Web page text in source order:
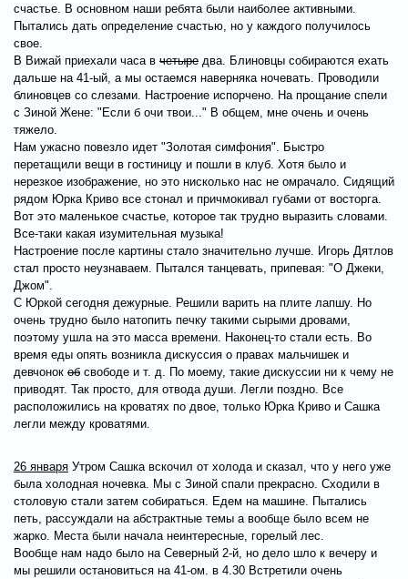
счастье. В основном наши ребята были наиболее активными.
Пытались дать определение счастью, но у каждого получилось
свое.
В Вижай приехали часа в четыре два. Блиновцы собираются ехать
дальше на 41-ый, а мы остаемся наверняка ночевать. Проводили
блиновцев со слезами. Настроение испорчено. На прощание спели
с Зиной Жене: "Если б очи твои..." В общем, мне очень и очень
тяжело.
Нам ужасно повезло идет "Золотая симфония". Быстро
перетащили вещи в гостиницу и пошли в клуб. Хотя было и
нерезкое изображение, но это нисколько нас не омрачало. Сидящий
рядом Юрка Криво все стонал и причмокивал губами от восторга.
Вот это маленькое счастье, которое так трудно выразить словами.
Все-таки какая изумительная музыка!
Настроение после картины стало значительно лучше. Игорь Дятлов
стал просто неузнаваем. Пытался танцевать, припевая: "О Джеки,
Джом".
С Юркой сегодня дежурные. Решили варить на плите лапшу. Но
очень трудно было натопить печку такими сырыми дровами,
поэтому ушла на это масса времени. Наконец-то стали есть. Во
время еды опять возникла дискуссия о правах мальчишек и
девчонок об свободе и т. д. По моему, такие дискуссии ни к чему не
приводят. Так просто, для отвода души. Легли поздно. Все
расположились на кроватях по двое, только Юрка Криво и Сашка
легли между кроватями.
26 января Утром Сашка вскочил от холода и сказал, что у него уже
была холодная ночевка. Мы с Зиной спали прекрасно. Сходили в
столовую стали затем собираться. Едем на машине. Пытались
петь, рассуждали на абстрактные темы а вообще было всем не
жарко. Места были начала неинтересные, горелый лес.
Вообще нам надо было на Северный 2-й, но дело шло к вечеру и
мы решили остановиться на 41-ом. в 4.30 Встретили очень